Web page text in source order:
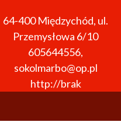
64-400 Międzychód, ul.
Przemysłowa 6/10
605644556,
sokolmarbo@op.pl
http://brak